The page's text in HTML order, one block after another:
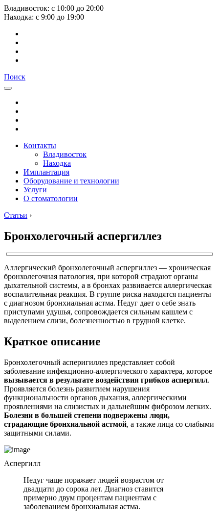
Владивосток: с 10:00 до 20:00
Находка: с 9:00 до 19:00
Поиск
Контакты
Владивосток
Находка
Имплантация
Оборудование и технологии
Услуги
О стоматологии
Статьи ›
Бронхолегочный аспергиллез
Аллергический бронхолегочный аспергиллез — хроническая
бронхолегочная патология, при которой страдают органы
дыхательной системы, а в бронхах развивается аллергическая
воспалительная реакция. В группе риска находятся пациенты
с диагнозом бронхиальная астма. Недуг дает о себе знать
приступами удушья, сопровождается сильным кашлем с
выделением слизи, болезненностью в грудной клетке.
Краткое описание
Бронхолегочный асперигиллез представляет собой
заболевание инфекционно-аллергического характера, которое
вызывается в результате воздействия грибков аспергилл.
Проявляется болезнь развитием нарушения
функциональности органов дыхания, аллергическими
проявлениями на слизистых и дальнейшим фиброзом легких.
Болезни в большей степени подвержены люди,
страдающие бронхиальной астмой, а также лица со слабыми
защитными силами.
Аспергилл
Недуг чаще поражает людей возрастом от
двадцати до сорока лет. Диагноз ставится
примерно двум процентам пациентам с
заболеванием бронхиальная астма.